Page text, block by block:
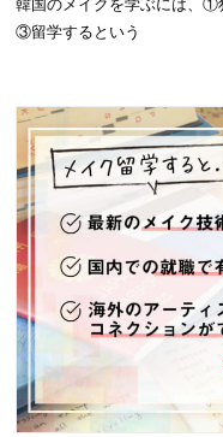
韓国のメイクを学ぶには、
③留学するという